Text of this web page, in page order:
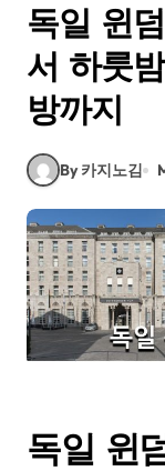
독일 윈
서 하룻
방까지
By 카지노김
독일 윈